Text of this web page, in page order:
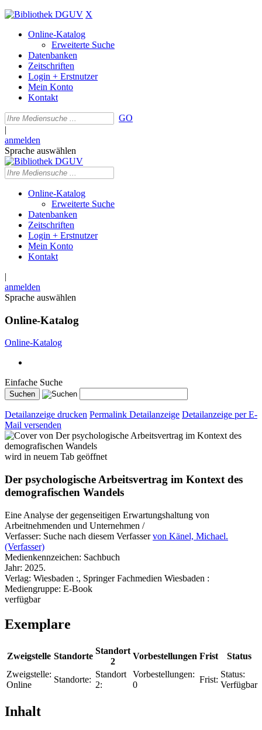
X
Online-Katalog
Erweiterte Suche
Datenbanken
Zeitschriften
Login + Erstnutzer
Mein Konto
Kontakt
GO
|
anmelden
Sprache auswählen
Online-Katalog
Erweiterte Suche
Datenbanken
Zeitschriften
Login + Erstnutzer
Mein Konto
Kontakt
|
anmelden
Sprache auswählen
Online-Katalog
Online-Katalog
Einfache Suche
Detailanzeige drucken Permalink Detailanzeige Detailanzeige per E-
Mail versenden
wird in neuem Tab geöffnet
Der psychologische Arbeitsvertrag im Kontext des
demografischen Wandels
Eine Analyse der gegenseitigen Erwartungshaltung von
Arbeitnehmenden und Unternehmen /
Verfasser: Suche nach diesem Verfasser von Känel, Michael.
(Verfasser)
Medienkennzeichen: Sachbuch
Jahr: 2025.
Verlag: Wiesbaden :, Springer Fachmedien Wiesbaden :
Mediengruppe: E-Book
verfügbar
Exemplare
Zweigstelle Standorte
Standort
2
Vorbestellungen Frist
Status
Zweigstelle:
Online
Standorte:
Standort
2:
Vorbestellungen:
0
Frist:
Status:
Verfügbar
Inhalt